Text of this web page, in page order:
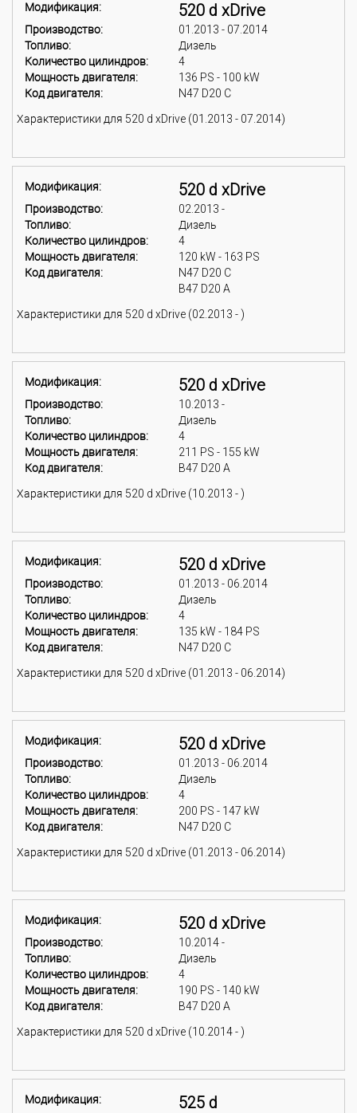
Модификация: 520 d xDrive
Производство:
01.2013 - 07.2014
Топливо:
Дизель
Количество цилиндров:
4
Мощность двигателя:
136 PS - 100 kW
Код двигателя:
N47 D20 C
Характеристики для 520 d xDrive (01.2013 - 07.2014)
Модификация: 520 d xDrive
Производство:
02.2013 -
Топливо:
Дизель
Количество цилиндров:
4
Мощность двигателя:
120 kW - 163 PS
Код двигателя:
N47 D20 C
B47 D20 A
Характеристики для 520 d xDrive (02.2013 - )
Модификация: 520 d xDrive
Производство:
10.2013 -
Топливо:
Дизель
Количество цилиндров:
4
Мощность двигателя:
211 PS - 155 kW
Код двигателя:
B47 D20 A
Характеристики для 520 d xDrive (10.2013 - )
Модификация: 520 d xDrive
Производство:
01.2013 - 06.2014
Топливо:
Дизель
Количество цилиндров:
4
Мощность двигателя:
135 kW - 184 PS
Код двигателя:
N47 D20 C
Характеристики для 520 d xDrive (01.2013 - 06.2014)
Модификация: 520 d xDrive
Производство:
01.2013 - 06.2014
Топливо:
Дизель
Количество цилиндров:
4
Мощность двигателя:
200 PS - 147 kW
Код двигателя:
N47 D20 C
Характеристики для 520 d xDrive (01.2013 - 06.2014)
Модификация: 520 d xDrive
Производство:
10.2014 -
Топливо:
Дизель
Количество цилиндров:
4
Мощность двигателя:
190 PS - 140 kW
Код двигателя:
B47 D20 A
Характеристики для 520 d xDrive (10.2014 - )
Модификация: 525 d